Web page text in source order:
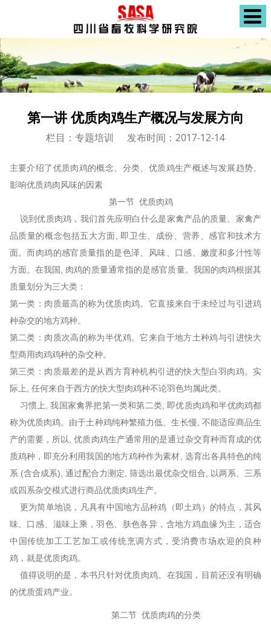
第一讲 优质肉鸡生产概况与发展方向
栏目：专题培训 发布时间：2017-12-14
主要介绍了优质肉鸡的概念、分类、优质鸡生产概述与发展趋势、
影响优质鸡肉风味的因素
第一节 优质肉鸡
说到优质肉鸡，我们首先应明白什么是家禽产品的质量。家禽产
品质量的概念包括五大方面, 即卫生、成份、营养、感官和技术方
面。而肉鸡的感官质量指的是色泽、风味、口感、嫩度和多汁性等
方面。在我国, 肉鸡的质量通常指的是感官质量。我国的肉鸡根据其
质量划分为三大类：
第一类：肉质最高的称为优质肉鸡。它直接来自于未经过与引进鸡
种杂交的地方鸡种。
第二类：肉质次高的称为半优鸡。它来自于地方土种鸡与引进快大
型商用肉鸡鸡种的杂交种。
第三类：肉质最差的是从西方育种机构引进的快大型白羽肉鸡。实
际上, 任何来自于西方的快大型肉鸡种不论羽色均属此类。
习惯上, 我国家禽界把第一类和第二类, 即优质肉鸡和半优肉鸡都
称为优质肉鸡。由于土种鸡纯种繁殖力低、生长慢, 不能适应商品生
产的需要，所以, 优质肉鸡生产通常用的是通过杂交育种而育成的优
质鸡种，即充分利用我国的地方鸡种作为素材, 选育出各具特色的纯
系 (含合成系), 通过配合力测定, 筛选出最优杂交组合, 以两系、三系
或四系杂交模式进行商品优质肉鸡生产。
更为简单地说，凡具有中国地方品种鸡（即土鸡）的特点，其风
味、口感、滋味上乘，羽色、肤色各异，含地方鸡血缘为主，适合
中国传统加工工艺加工或传统烹调方式，受消费市场欢迎的良种
鸡，就是优质肉鸡。
值得说明的是，本书只针对优质肉鸡。在我国，目前还没有明确
的优质蛋鸡产业。
第二节 优质肉鸡的分类